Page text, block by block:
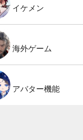
イケメン
海外ゲーム
アバター機能